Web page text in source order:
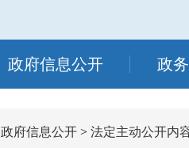
政府信息公开 政
政府信息公开 > 法定主动公开内